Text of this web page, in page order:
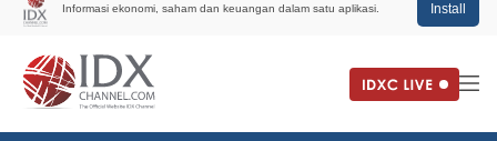
Informasi ekonomi, saham dan keuangan dalam satu aplikasi. Install